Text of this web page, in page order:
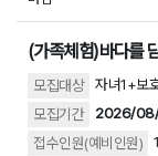
(가족체험)바다를
자녀1+보
2026/